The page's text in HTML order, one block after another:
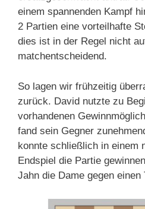
einem spannenden Kampf
2 Partien eine vorteilhafte
dies ist in der Regel nicht
matchentscheidend.
So lagen wir frühzeitig
zurück. David nutzte zu
vorhandenen
fand sein Gegner
konnte schließlich in einem
Endspiel die Partie
Jahn die Dame gegen einen